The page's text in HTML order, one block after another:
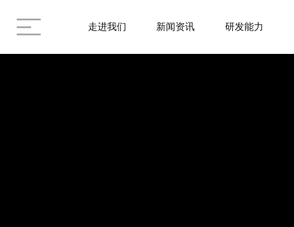
走进我们 新闻资讯 研发能力